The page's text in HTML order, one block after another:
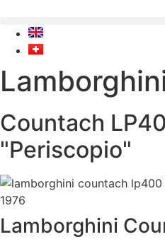
content
Countach
"Periscopio"
1976
Lamborghini